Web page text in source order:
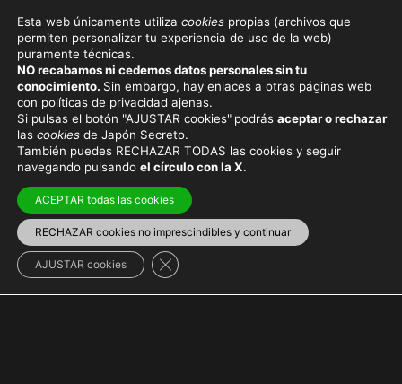
SHINBASHI
Viaja con el mejor seguro y
Región de Kantō > Tokio
Esta web únicamente utiliza cookies propias (archivos que
permiten personalizar tu experiencia de uso de la web)
puramente técnicas.
NO recabamos ni cedemos datos personales sin tu
conocimiento. Sin embargo, hay enlaces a otras páginas web
con políticas de privacidad ajenas.
Si pulsas el botón "AJUSTAR cookies" podrás aceptar o rechazar
las cookies de Japón Secreto.
También puedes RECHAZAR TODAS las cookies y seguir
navegando pulsando el círculo con la X.
ACEPTAR todas las cookies
RECHAZAR cookies no imprescindibles y continuar
AJUSTAR cookies Cerrar el banner de cookies RGPD